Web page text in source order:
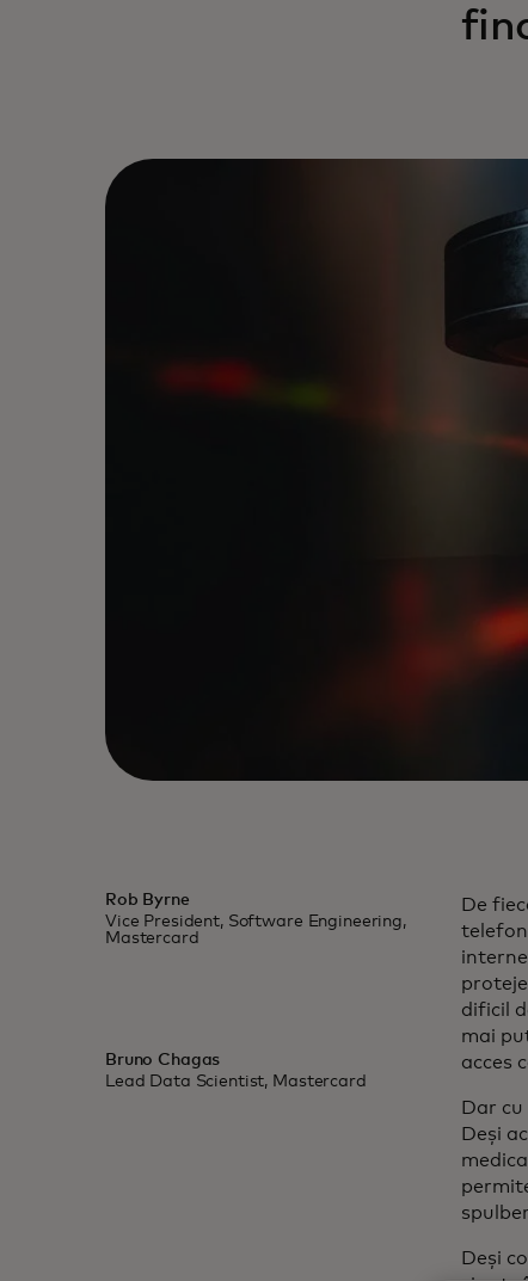
Rob Byrne
Vice President, Software Engineering,
Mastercard
Bruno Chagas
Lead Data Scientist, Mastercard
De
dificil
mai
acces
Dar
Deși
Deși